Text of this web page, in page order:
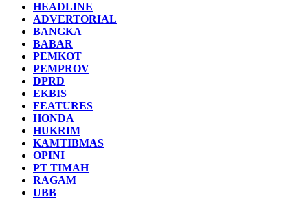
HEADLINE
ADVERTORIAL
BANGKA
BABAR
PEMKOT
PEMPROV
DPRD
EKBIS
FEATURES
HONDA
HUKRIM
KAMTIBMAS
OPINI
PT TIMAH
RAGAM
UBB